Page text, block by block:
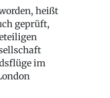
heißt
geprüft,
im